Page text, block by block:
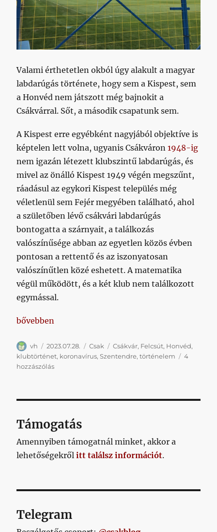
Valami érthetetlen okból úgy alakult a magyar
labdarúgás története, hogy sem a Kispest, sem
a Honvéd nem játszott még bajnokit a
Csákvárral. Sőt, a második csapatunk sem.
A Kispest erre egyébként nagyjából objektíve is
képtelen lett volna, ugyanis Csákváron1948-ig
nem igazán létezett klubszintű labdarúgás, és
mivel az önálló Kispest 1949 végén megszűnt,
ráadásul az egykori Kispest település még
véletlenül sem Fejér megyében található, ahol
a születőben lévő csákvári labdarúgás
bontogatta a szárnyait, a találkozás
valószínűsége abban az egyetlen közös évben
pontosan a rettentő és az iszonyatosan
valószínűtlen közé eshetett. A matematika
végül működött, és a két klub nem találkozott
egymással.
„Vasárnap stadiont* és ellenfelet is avatunk”
bővebben
Szerző
vh Közzétéve
2023.07.28. Kategória
Csak Címke
Csákvár, Felcsút, Honvéd,
klubtörténet, koronavírus,Szentendre,történelem
4
hozzászólásVasárnap
avatunk
című
bejegyzéshez
Támogatás
Amennyiben támogatnál minket, akkor a
lehetőségekrőlitt találsz információt.
Telegram